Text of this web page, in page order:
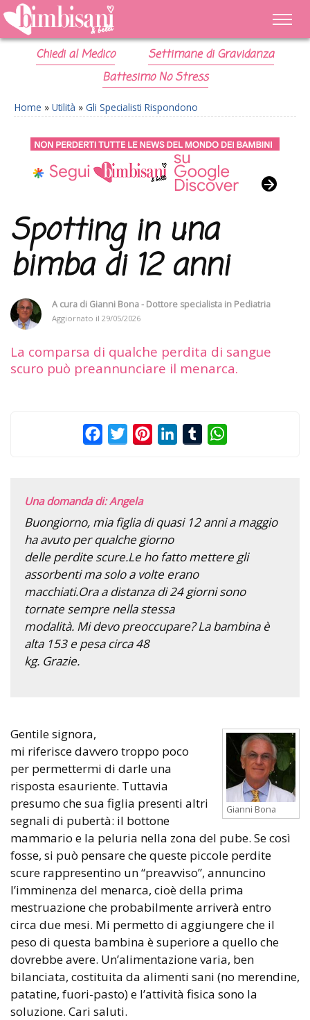
Chiedi al Medico
Settimane di Gravidanza
Battesimo No Stress
Home » Utilità » Gli Specialisti Rispondono
Spotting in una
bimba di 12 anni
A cura di Gianni Bona - Dottore specialista in Pediatria
Aggiornato il 29/05/2026
La comparsa di qualche perdita di sangue
scuro può preannunciare il menarca.
FacebookTwitterPinterestLinkedInTumblr
Una domanda di: Angela
Buongiorno, mia figlia di quasi 12 anni a maggio
ha avuto per qualche giorno
delle perdite scure.Le ho fatto mettere gli
assorbenti ma solo a volte erano
macchiati.Ora a distanza di 24 giorni sono
tornate sempre nella stessa
modalità. Mi devo preoccupare? La bambina è
alta 153 e pesa circa 48
kg. Grazie.
Gianni Bona
Gentile signora,
mi riferisce davvero troppo poco
per permettermi di darle una
risposta esauriente. Tuttavia
presumo che sua figlia presenti altri
segnali di pubertà: il bottone
mammario e la peluria nella zona del pube. Se così
fosse, si può pensare che queste piccole perdite
scure rappresentino un “preavviso”, annuncino
l’imminenza del menarca, cioè della prima
mestruazione che probabilmente arriverà entro
circa due mesi. Mi permetto di aggiungere che il
peso di questa bambina è superiore a quello che
dovrebbe avere. Un’alimentazione varia, ben
bilanciata, costituita da alimenti sani (no merendine,
patatine, fuori-pasto) e l’attività fisica sono la
soluzione. Cari saluti.